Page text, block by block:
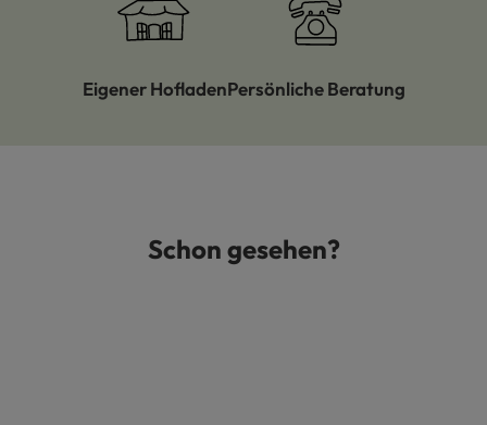
Eigener HofladenPersönliche Beratung
Produktgalerie überspringenSchon gesehen?